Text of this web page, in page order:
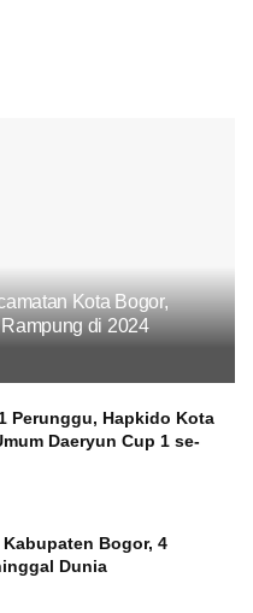
Kota Bogor,
di 2024
Perunggu, Hapkido Kota
Daeryun Cup 1 se-
Bogor, 4
Dunia